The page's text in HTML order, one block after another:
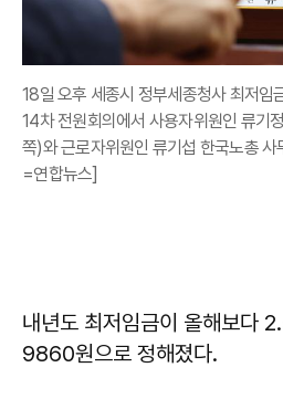
18일 오후 세종시 정부세종청사 최저임
14차 전원회의에서 사용자위원인 류기
쪽)와 근로자위원인 류기섭 한국노총
=연합뉴스]
내년도 최저임금이 올해보다
9860원으로 정해졌다.